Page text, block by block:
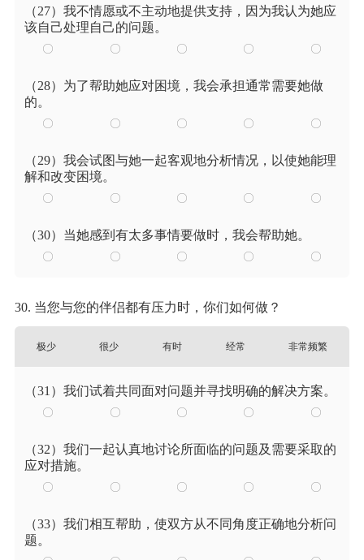
（27）我不情愿或不主动地提供支持，因为我认为她应
该自己处理自己的问题。
（28）为了帮助她应对困境，我会承担通常需要她做
的。
（29）我会试图与她一起客观地分析情况，以使她能理
解和改变困境。
（30）当她感到有太多事情要做时，我会帮助她。
30. 当您与您的伴侣都有压力时，你们如何做？
极少 很少 有时 经常 非常频繁
（31）我们试着共同面对问题并寻找明确的解决方案。
（32）我们一起认真地讨论所面临的问题及需要采取的
应对措施。
（33）我们相互帮助，使双方从不同角度正确地分析问
题。